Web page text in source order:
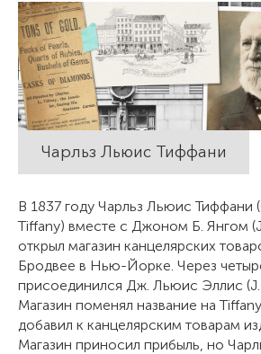
Чарльз Льюис Тиффани
В 1837 году Чарльз Льюис Тиффани
Tiffany) вместе с Джоном Б. Янгом
открыл магазин канцелярских
Бродвее в Нью-Йорке. Через
присоединился Дж. Льюис Эллис (J.
Магазин поменял название на
добавил к канцелярским товарам
Магазин приносил прибыль, но